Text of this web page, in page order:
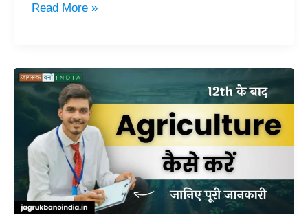
Read More »
12th
Ke
Baad
Agriculture
Kaise
Kare?
जानिए
क्या